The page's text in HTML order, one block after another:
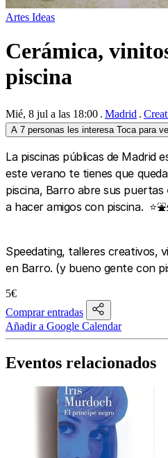
Artes Ideas
Cerámica,
piscina
Mié, 8 jul a las 18:00 Madrid
A 7 personas les interesa Toca para
La piscinas públicas de Madrid
este verano te tienes que
piscina, Barro abre sus puertas
a hacer amigos con piscina.
Speedating, talleres creativos,
en Barro. (y bueno gente con
5€
Comprar entradas
Añadir a Google Calendar
Eventos relacionados